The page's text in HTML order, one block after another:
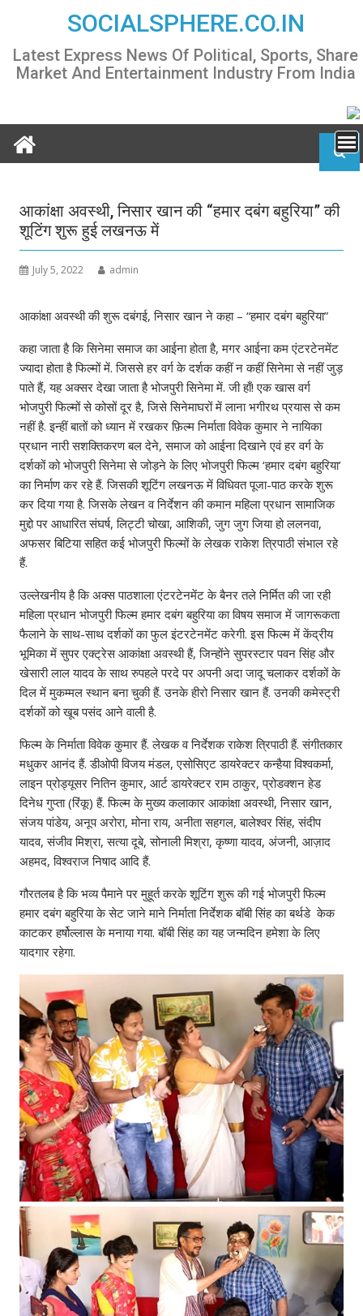
content
SOCIALSPHERE.CO.IN
Latest Express News Of Political, Sports, Share
Market And Entertainment Industry From India
आकांक्षा अवस्थी, निसार खान की “हमार दबंग बहुरिया” की
शूटिंग शुरू हुई लखनऊ में
July 5, 2022 admin
आकांक्षा अवस्थी की शुरू दबंगई, निसार खान ने कहा – “हमार दबंग बहुरिया”
कहा जाता है कि सिनेमा समाज का आईना होता है, मगर आईना कम एंटरटेनमेंट
ज्यादा होता है फिल्मों में. जिससे हर वर्ग के दर्शक कहीं न कहीं सिनेमा से नहीं जुड़
पाते हैं, यह अक्सर देखा जाता है भोजपुरी सिनेमा में. जी हाँ! एक खास वर्ग
भोजपुरी फिल्मों से कोसों दूर है, जिसे सिनेमाघरों में लाना भगीरथ प्रयास से कम
नहीं है. इन्हीं बातों को ध्यान में रखकर फ़िल्म निर्माता विवेक कुमार ने नायिका
प्रधान नारी सशक्तिकरण बल देने, समाज को आईना दिखाने एवं हर वर्ग के
दर्शकों को भोजपुरी सिनेमा से जोड़ने के लिए भोजपुरी फिल्म ‘हमार दबंग बहुरिया’
का निर्माण कर रहे हैं. जिसकी शूटिंग लखनऊ में विधिवत पूजा-पाठ करके शुरू
कर दिया गया है. जिसके लेखन व निर्देशन की कमान महिला प्रधान सामाजिक
मुद्दो पर आधारित संघर्ष, लिट्टी चोखा, आशिकी, जुग जुग जिया हो ललनवा,
अफसर बिटिया सहित कई भोजपुरी फिल्मों के लेखक राकेश त्रिपाठी संभाल रहे
हैं.
उल्लेखनीय है कि अक्स पाठशाला एंटरटेनमेंट के बैनर तले निर्मित की जा रही
महिला प्रधान भोजपुरी फिल्म हमार दबंग बहुरिया का विषय समाज में जागरूकता
फैलाने के साथ-साथ दर्शकों का फुल इंटरटेनमेंट करेगी. इस फिल्म में केंद्रीय
भूमिका में सुपर एक्ट्रेस आकांक्षा अवस्थी हैं, जिन्होंने सुपरस्टार पवन सिंह और
खेसारी लाल यादव के साथ रुपहले परदे पर अपनी अदा जादू चलाकर दर्शकों के
दिल में मुकम्मल स्थान बना चुकी हैं. उनके हीरो निसार खान हैं. उनकी कमेस्ट्री
दर्शकों को खूब पसंद आने वाली है.
फिल्म के निर्माता विवेक कुमार हैं. लेखक व निर्देशक राकेश त्रिपाठी हैं. संगीतकार
मधुकर आनंद हैं. डीओपी विजय मंडल, एसोसिएट डायरेक्टर कन्हैया विश्वकर्मा,
लाइन प्रोड्यूसर नितिन कुमार, आर्ट डायरेक्टर राम ठाकुर, प्रोडक्शन हेड
दिनेध गुप्ता (रिंकू) हैं. फिल्म के मुख्य कलाकार आकांक्षा अवस्थी, निसार खान,
संजय पांडेय, अनूप अरोरा, मोना राय, अनीता सहगल, बालेश्वर सिंह, संदीप
यादव, संजीव मिश्रा, सत्या दूबे, सोनाली मिश्रा, कृष्णा यादव, अंजनी, आज़ाद
अहमद, विश्वराज निषाद आदि हैं.
गौरतलब है कि भव्य पैमाने पर मुहूर्त करके शूटिंग शुरू की गई भोजपुरी फिल्म
हमार दबंग बहुरिया के सेट जाने माने निर्माता निर्देशक बॉबी सिंह का बर्थडे केक
काटकर हर्षोल्लास के मनाया गया. बॉबी सिंह का यह जन्मदिन हमेशा के लिए
यादगार रहेगा.